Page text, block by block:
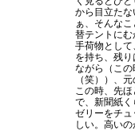
から目立た
ぁ、そんな
替テントにむ
手荷物とし
を持ち、残
ながら（こ
（笑））、
この時、先
で、新聞紙く
ゼリーをチ
しい。高い